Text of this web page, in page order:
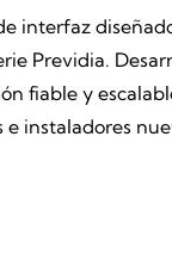
interfaz
Previdia.
fiable y
instaladores